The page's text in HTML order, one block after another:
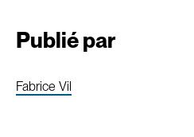
Publié par
Fabrice Vil